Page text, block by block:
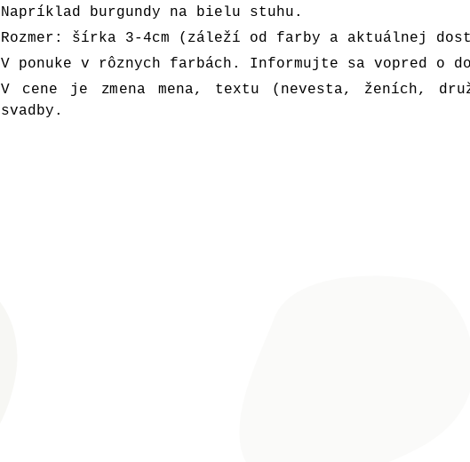
Napríklad burgundy na bielu stuhu.
Rozmer: šírka 3-4cm (záleží od farby a aktuálnej
V ponuke v rôznych farbách. Informujte sa vopred o
V cene je zmena mena, textu (nevesta, ženích,
svadby.